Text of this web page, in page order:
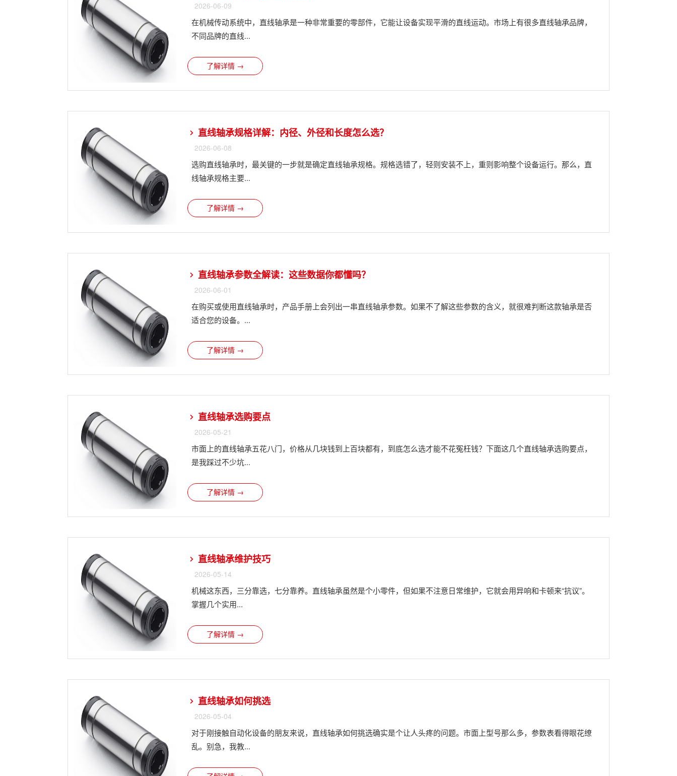
2026-06-09
在机械传动系统中，直线轴承是一种非常重要的零部件，它能让设备实现平滑的直线运动。市场上有很多直线轴承品牌，
不同品牌的直线...
了解详情 →
直线轴承规格详解：内径、外径和长度怎么选？
2026-06-08
选购直线轴承时，最关键的一步就是确定直线轴承规格。规格选错了，轻则安装不上，重则影响整个设备运行。那么，直
线轴承规格主要...
了解详情 →
直线轴承参数全解读：这些数据你都懂吗？
2026-06-01
在购买或使用直线轴承时，产品手册上会列出一串直线轴承参数。如果不了解这些参数的含义，就很难判断这款轴承是否
适合您的设备。...
了解详情 →
直线轴承选购要点
2026-05-21
市面上的直线轴承五花八门，价格从几块钱到上百块都有，到底怎么选才能不花冤枉钱？下面这几个直线轴承选购要点，
是我踩过不少坑...
了解详情 →
直线轴承维护技巧
2026-05-14
机械这东西，三分靠选，七分靠养。直线轴承虽然是个小零件，但如果不注意日常维护，它就会用异响和卡顿来“抗议”。
掌握几个实用...
了解详情 →
直线轴承如何挑选
2026-05-04
对于刚接触自动化设备的朋友来说，直线轴承如何挑选确实是个让人头疼的问题。市面上型号那么多，参数表看得眼花缭
乱。别急，我教...